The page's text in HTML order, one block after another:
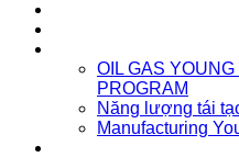
OIL GAS
PROGRAM
Năng lượng tái
Manufacturing